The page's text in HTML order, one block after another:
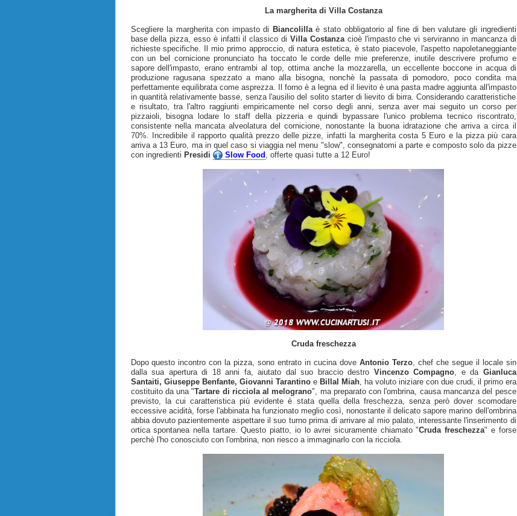
La margherita di Villa Costanza
Scegliere la margherita con impasto di Biancolillaè stato obbligatorio al fine di ben valutare gli ingredienti
base della pizza, esso è infatti il classico di Villa Costanzacioè l'impasto che vi serviranno in mancanza di
richieste specifiche. Il mio primo approccio, di natura estetica, è stato piacevole, l'aspetto napoletaneggiante
con un bel cornicione pronunciato ha toccato le corde delle mie preferenze, inutile descrivere profumo e
sapore dell'impasto, erano entrambi al top, ottima anche la mozzarella, un eccellente boccone in acqua di
produzione ragusana spezzato a mano alla bisogna, nonchè la passata di pomodoro, poco condita ma
perfettamente equilibrata come asprezza. Il forno è a legna ed il lievito è una pasta madre aggiunta all'impasto
in quantità relativamente basse, senza l'ausilio del solito starter di lievito di birra. Considerando caratteristiche
e risultato, tra l'altro raggiunti empiricamente nel corso degli anni, senza aver mai seguito un corso per
pizzaioli, bisogna lodare lo staff della pizzeria e quindi bypassare l'unico problema tecnico riscontrato,
consistente nella mancata alveolatura del cornicione, nonostante la buona idratazione che arriva a circa il
70%. Incredibile il rapporto qualità prezzo delle pizze, infatti la margherita costa 5 Euro e la pizza più cara
arriva a 13 Euro, ma in quel caso si viaggia nel menu "slow", consegnatomi a parte e composto solo da pizze
con ingredienti Presidi Slow Food , offerte quasi tutte a 12 Euro!
Cruda freschezza
Dopo questo incontro con la pizza, sono entrato in cucina dove Antonio Terzo, chef che segue il locale sin
dalla sua apertura di 18 anni fa, aiutato dal suo braccio destro Vincenzo Compagno, e da Gianluca
Santaiti, Giuseppe Benfante, Giovanni TarantinoeBillal Miah, ha voluto iniziare con due crudi, il primo era
costituito da una "Tartare di ricciola al melograno", ma preparato con l'ombrina, causa mancanza del pesce
previsto, la cui caratteristica più evidente è stata quella della freschezza, senza però dover scomodare
eccessive acidità, forse l'abbinata ha funzionato meglio così, nonostante il delicato sapore marino dell'ombrina
abbia dovuto pazientemente aspettare il suo turno prima di arrivare al mio palato, interessante l'inserimento di
ortica spontanea nella tartare. Questo piatto, io lo avrei sicuramente chiamato "Cruda freschezza" e forse
perchè l'ho conosciuto con l'ombrina, non riesco a immaginarlo con la ricciola.